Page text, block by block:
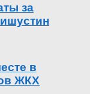
за
в
ЖКХ